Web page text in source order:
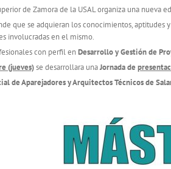
de Zamora de la USAL organiza una nueva
que se adquieran los conocimientos, aptitudes
involucradas en el mismo.
con perfil enDesarrollo y Gestión de
(jueves)se desarrollara unaJornada de
de Aparejadores y Arquitectos Técnicos de